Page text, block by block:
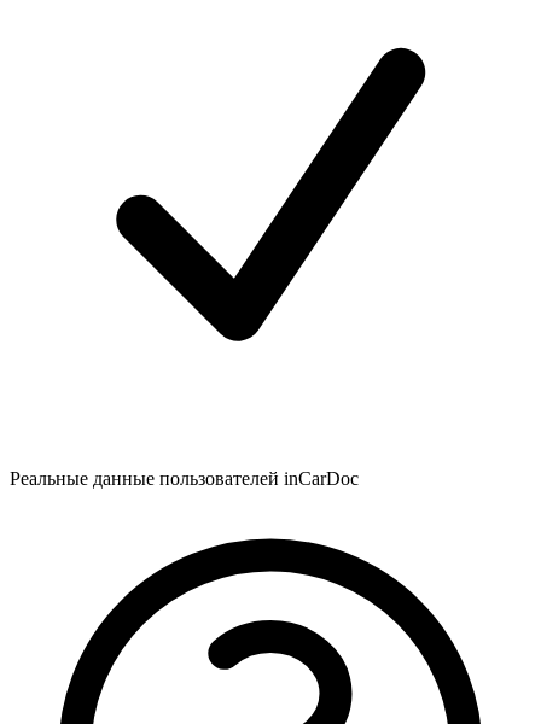
Реальные данные пользователей inCarDoc